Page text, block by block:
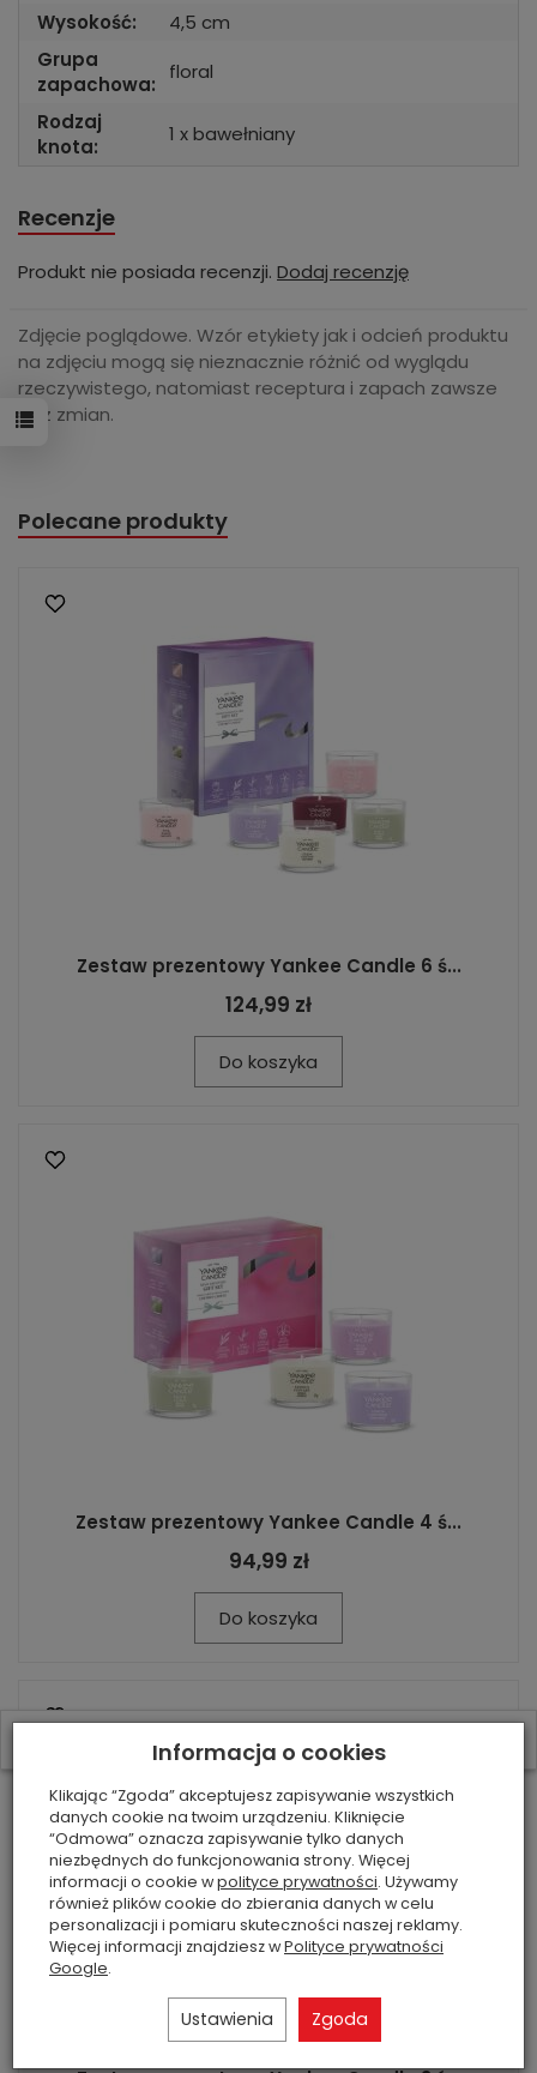
Wysokość:
4,5 cm
Grupa
zapachowa:
floral
Rodzaj
knota:
1 x bawełniany
Recenzje
Produkt nie posiada recenzji. Dodaj recenzję
Zdjęcie poglądowe. Wzór etykiety jak i odcień produktu
na zdjęciu mogą się nieznacznie różnić od wyglądu
rzeczywistego, natomiast receptura i zapach zawsze
bez zmian.
Polecane produkty
Zestaw prezentowy Yankee Candle 6 ś...
124,99 zł
Do koszyka
Zestaw prezentowy Yankee Candle 4 ś...
94,99 zł
Do koszyka
W ostatnich 7 dniach produktem interesują się
Informacja o cookies
Klikając “Zgoda” akceptujesz zapisywanie wszystkich
danych cookie na twoim urządzeniu. Kliknięcie
“Odmowa” oznacza zapisywanie tylko danych
niezbędnych do funkcjonowania strony. Więcej
informacji o cookie wpolityce prywatności. Używamy
również plików cookie do zbierania danych w celu
personalizacji i pomiaru skuteczności naszej reklamy.
Więcej informacji znajdziesz wPolityce prywatności
Google.
Ustawienia Zgoda